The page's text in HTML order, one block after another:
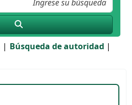
Búsqueda de autoridad